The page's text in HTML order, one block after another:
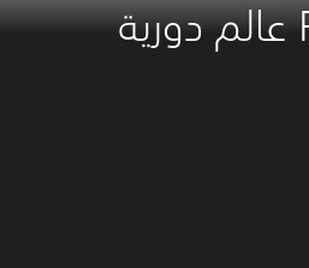
PAW Patrol عالم دورية